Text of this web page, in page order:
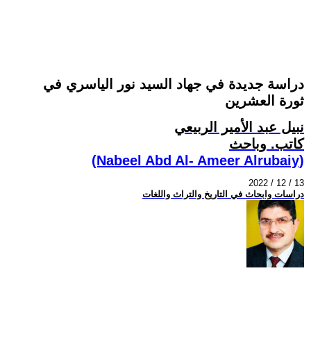
دراسة جديدة في جهاد السيد نور الياسري في
ثورة العشرين
نبيل عبد الأمير الربيعي
كاتب. وباحث
(Nabeel Abd Al- Ameer Alrubaiy)
2022 / 12 / 13
دراسات وابحاث في التاريخ والتراث واللغات